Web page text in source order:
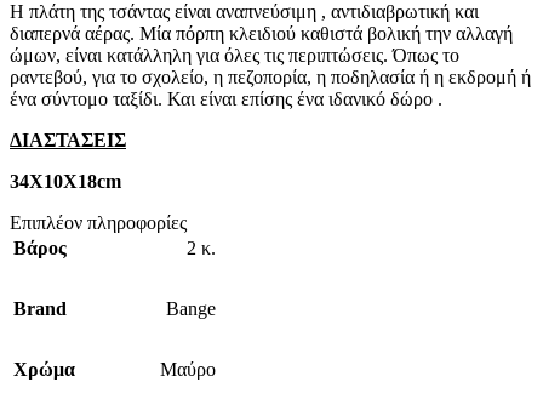
Η πλάτη της τσάντας είναι αναπνεύσιμη , αντιδιαβρωτική και
διαπερνά αέρας. Μία πόρπη κλειδιού καθιστά βολική την αλλαγή
ώμων, είναι κατάλληλη για όλες τις περιπτώσεις. Όπως το
ραντεβού, για το σχολείο, η πεζοπορία, η ποδηλασία ή η εκδρομή ή
ένα σύντομο ταξίδι. Και είναι επίσης ένα ιδανικό δώρο .
ΔΙΑΣΤΑΣΕΙΣ
34Χ10Χ18cm
Επιπλέον πληροφορίες
Βάρος
2 κ.
Brand Bange
Χρώμα Μαύρο